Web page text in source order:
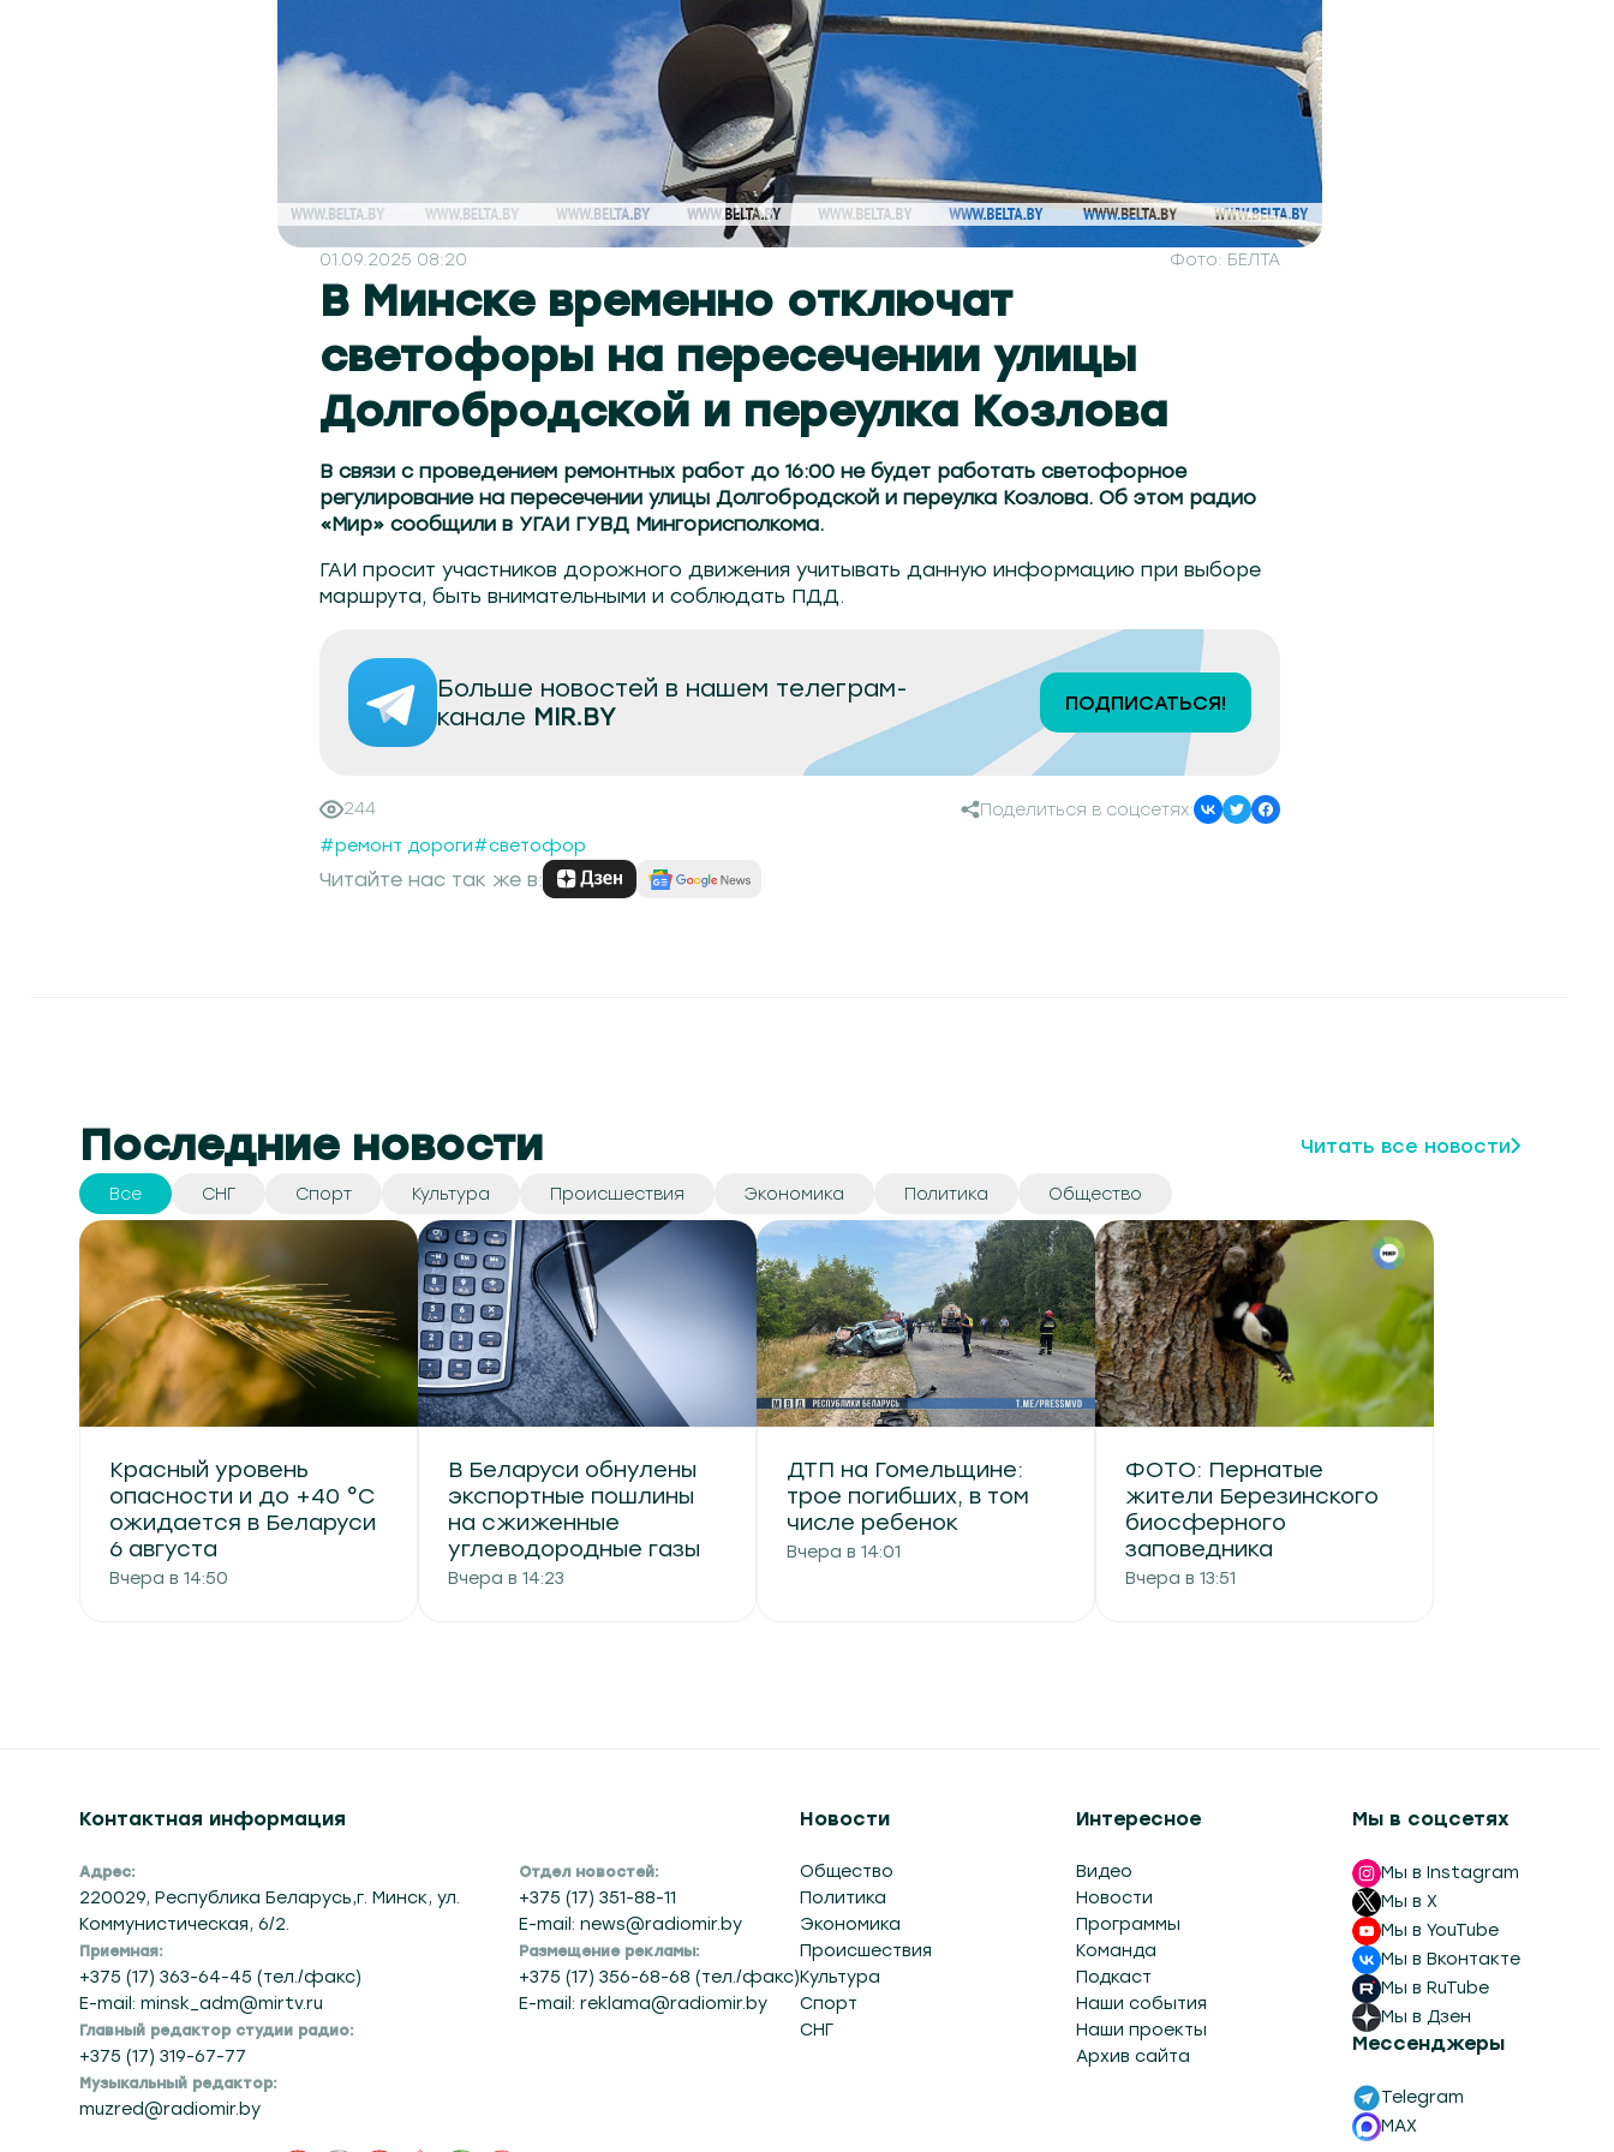
01.09.2025 08:20 Фото: БЕЛТА
В Минске временно отключат
светофоры на пересечении улицы
Долгобродской и переулка Козлова
В связи с проведением ремонтных работ до 16:00 не будет работать светофорное
регулирование на пересечении улицы Долгобродской и переулка Козлова. Об этом радио
«Мир» сообщили в УГАИ ГУВД Мингорисполкома.
ГАИ просит участников дорожного движения учитывать данную информацию при выборе
маршрута, быть внимательными и соблюдать ПДД.
Больше новостей в нашем телеграм-
канале MIR.BY ПОДПИСАТЬСЯ!
244
Поделиться в соцсетях:
#ремонт дороги#светофор
Читайте нас так же в:
Последние новости Читать все новости
Все СНГ Спорт Культура Происшествия Экономика Политика Общество
Красный уровень
опасности и до +40 °С
ожидается в Беларуси
6 августа
Вчера в 14:50
В Беларуси обнулены
экспортные пошлины
на сжиженные
углеводородные газы
Вчера в 14:23
ДТП на Гомельщине:
трое погибших, в том
числе ребенок
Вчера в 14:01
ФОТО: Пернатые
жители Березинского
биосферного
заповедника
Вчера в 13:51
Контактная информация
Адрес:
220029, Республика Беларусь,г. Минск, ул.
Коммунистическая, 6/2.
Приемная:
+375 (17) 363-64-45 (тел./факс)
E-mail: minsk_adm@mirtv.ru
Главный редактор студии радио:
+375 (17) 319-67-77
Музыкальный редактор:
muzred@radiomir.by
Отдел новостей:
+375 (17) 351-88-11
E-mail: news@radiomir.by
Размещение рекламы:
+375 (17) 356-68-68 (тел./факс)
E-mail: reklama@radiomir.by
Новости
Общество
Политика
Экономика
Происшествия
Культура
Спорт
СНГ
Интересное
Видео
Новости
Программы
Команда
Подкаст
Наши события
Наши проекты
Архив сайта
Мы в соцсетях
Мы в Instagram
Мы в X
Мы в YouTube
Мы в Вконтакте
Мы в RuTube
Мы в Дзен
Мессенджеры
Telegram
MAX